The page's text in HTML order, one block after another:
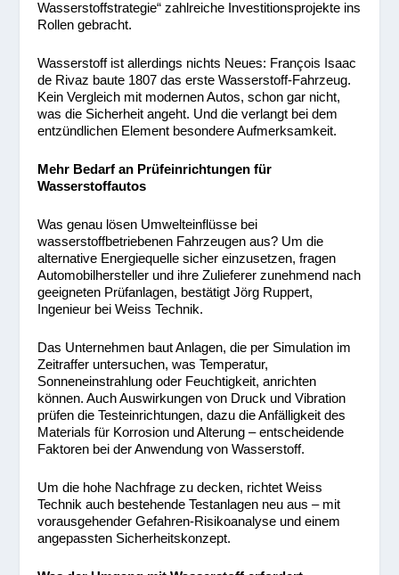
Wasserstoffstrategie“ zahlreiche Investitionsprojekte ins
Rollen gebracht.
Wasserstoff ist allerdings nichts Neues: François Isaac
de Rivaz baute 1807 das erste Wasserstoff-Fahrzeug.
Kein Vergleich mit modernen Autos, schon gar nicht,
was die Sicherheit angeht. Und die verlangt bei dem
entzündlichen Element besondere Aufmerksamkeit.
Mehr Bedarf an Prüfeinrichtungen für
Wasserstoffautos
Was genau lösen Umwelteinflüsse bei
wasserstoffbetriebenen Fahrzeugen aus? Um die
alternative Energiequelle sicher einzusetzen, fragen
Automobilhersteller und ihre Zulieferer zunehmend nach
geeigneten Prüfanlagen, bestätigt Jörg Ruppert,
Ingenieur bei Weiss Technik.
Das Unternehmen baut Anlagen, die per Simulation im
Zeitraffer untersuchen, was Temperatur,
Sonneneinstrahlung oder Feuchtigkeit, anrichten
können. Auch Auswirkungen von Druck und Vibration
prüfen die Testeinrichtungen, dazu die Anfälligkeit des
Materials für Korrosion und Alterung – entscheidende
Faktoren bei der Anwendung von Wasserstoff.
Um die hohe Nachfrage zu decken, richtet Weiss
Technik auch bestehende Testanlagen neu aus – mit
vorausgehender Gefahren-Risikoanalyse und einem
angepassten Sicherheitskonzept.